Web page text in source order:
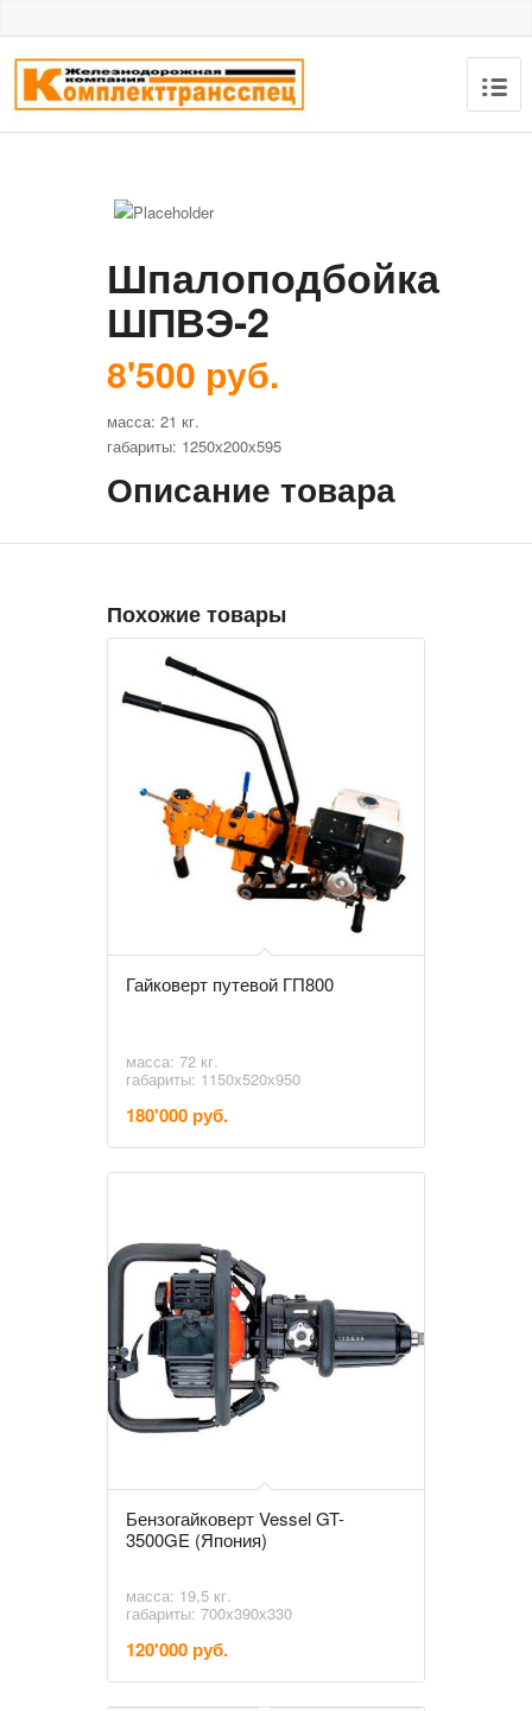
Шпалоподбойка
ШПВЭ-2
8'500 руб.
масса: 21 кг.
габариты: 1250х200х595
Описание товара
Похожие товары
Гайковерт путевой ГП800
масса: 72 кг.
габариты: 1150х520х950
180'000 руб.
Бензогайковерт Vessel GT-
3500GE (Япония)
масса: 19,5 кг.
габариты: 700х390х330
120'000 руб.